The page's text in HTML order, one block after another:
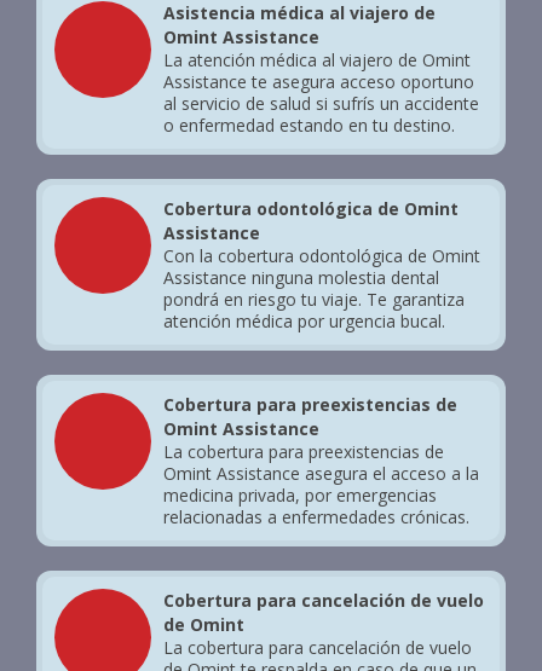
Asistencia médica al viajero de
Omint Assistance
La atención médica al viajero de Omint
Assistance te asegura acceso oportuno
al servicio de salud si sufrís un accidente
o enfermedad estando en tu destino.
Cobertura odontológica de Omint
Assistance
Con la cobertura odontológica de Omint
Assistance ninguna molestia dental
pondrá en riesgo tu viaje. Te garantiza
atención médica por urgencia bucal.
Cobertura para preexistencias de
Omint Assistance
La cobertura para preexistencias de
Omint Assistance asegura el acceso a la
medicina privada, por emergencias
relacionadas a enfermedades crónicas.
Cobertura para cancelación de vuelo
de Omint
La cobertura para cancelación de vuelo